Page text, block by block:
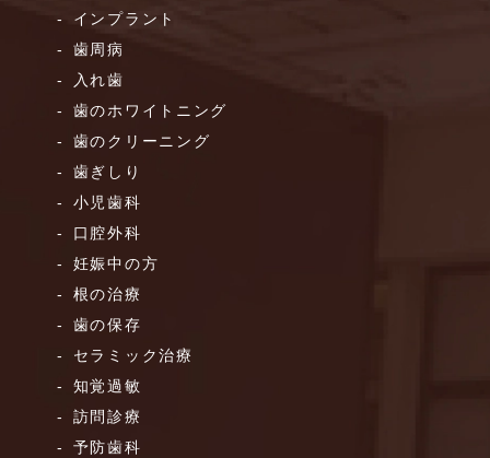
インプラント
歯周病
入れ歯
歯のホワイトニング
歯のクリーニング
歯ぎしり
小児歯科
口腔外科
妊娠中の方
根の治療
歯の保存
セラミック治療
知覚過敏
訪問診療
予防歯科